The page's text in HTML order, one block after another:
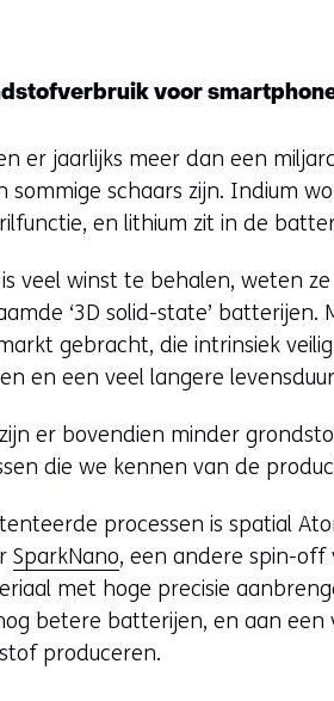
voor
er jaarlijks meer dan een
sommige schaars zijn. Indium
en lithium zit in de
veel winst te behalen, weten ze
‘3D solid-state’
gebracht, die intrinsiek
en een veel langere
er bovendien minder
die we kennen van de
processen is spatial
SparkNano, een andere spin-off
met hoge precisie
betere batterijen, en aan
produceren.